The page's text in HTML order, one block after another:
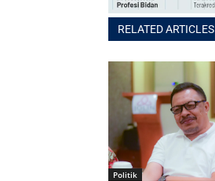
RELATED ARTICLES
Politik